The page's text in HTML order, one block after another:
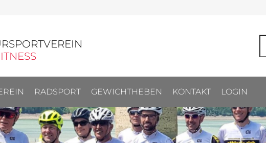
RADSPORT GEWICHTHEBEN KONTAKT LOGIN